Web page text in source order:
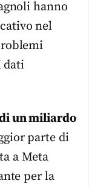
hanno
nel
dati
un miliardo
parte di
a Meta
per la